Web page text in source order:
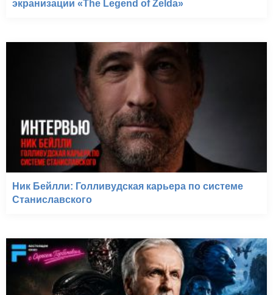
экранизации «The Legend of Zelda»
Ник Бейлли: Голливудская карьера по системе
Станиславского